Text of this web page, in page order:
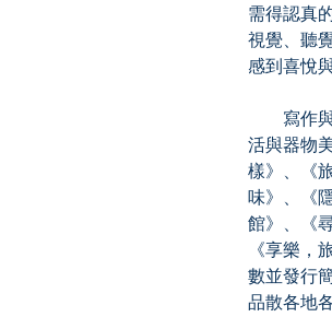
需得認真
視覺、聽
感到喜悅
寫作與
活與器物
樣》、《
味》、《
館》、《
《享樂，
數並發行
品散各地